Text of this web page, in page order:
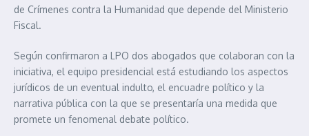
de Crímenes contra la Humanidad que depende del Ministerio
Fiscal.
Según confirmaron a LPO dos abogados que colaboran con la
iniciativa, el equipo presidencial está estudiando los aspectos
jurídicos de un eventual indulto, el encuadre político y la
narrativa pública con la que se presentaría una medida que
promete un fenomenal debate político.